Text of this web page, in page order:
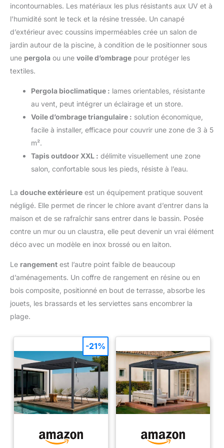
variété de plantes, des herbes aromatiques aux légumes frais.
Profitez d'un jardinage sans contrainte, tout en apportant une
touche de vert à votre espace de vie extérieur.
incontournables. Les matériaux les plus résistants aux UV et à
l’humidité sont le teck et la résine tressée. Un canapé
d’extérieur avec coussins imperméables crée un salon de
jardin autour de la piscine, à condition de le positionner sous
une pergola ou une voile d’ombrage pour protéger les
textiles.
Pergola bioclimatique : lames orientables, résistante
au vent, peut intégrer un éclairage et un store.
Voile d’ombrage triangulaire : solution économique,
facile à installer, efficace pour couvrir une zone de 3 à 5
m².
Tapis outdoor XXL : délimite visuellement une zone
salon, confortable sous les pieds, résiste à l’eau.
La douche extérieure est un équipement pratique souvent
négligé. Elle permet de rincer le chlore avant d’entrer dans la
maison et de se rafraîchir sans entrer dans le bassin. Posée
contre un mur ou un claustra, elle peut devenir un vrai élément
déco avec un modèle en inox brossé ou en laiton.
Le rangement est l’autre point faible de beaucoup
d’aménagements. Un coffre de rangement en résine ou en
bois composite, positionné en bout de terrasse, absorbe les
jouets, les brassards et les serviettes sans encombrer la
plage.
-21%